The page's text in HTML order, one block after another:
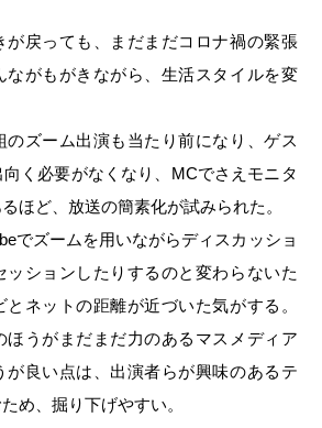
が戻っても、まだまだコロナ禍の緊張
ながもがきながら、生活スタイルを変
のズーム出演も当たり前になり、ゲス
向く必要がなくなり、MCでさえモニタ
ほど、放送の簡素化が試みられた。
でズームを用いながらディスカッショ
ッションしたりするのと変わらないた
ネットの距離が近づいた気がする。
ほうがまだまだ力のあるマスメディア
が良い点は、出演者らが興味のあるテ
め、掘り下げやすい。